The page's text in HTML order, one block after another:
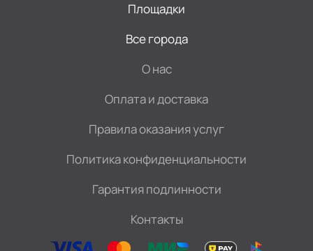
Площадки
Все города
О нас
Оплата и доставка
Правила оказания услуг
Политика конфиденциальности
Гарантия подлинности
Контакты